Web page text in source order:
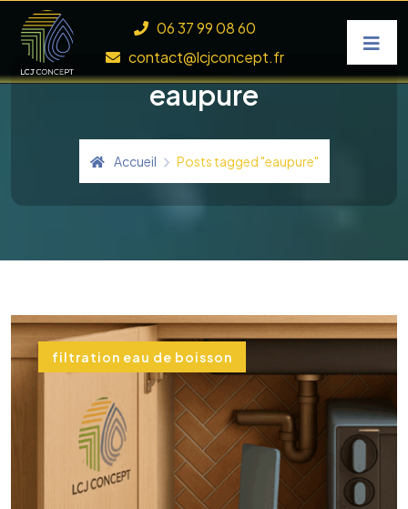
06 37 99 08 60
contact@lcjconcept.fr
Skip to content
eaupure
Accueil Posts tagged "eaupure"
filtration eau de boisson